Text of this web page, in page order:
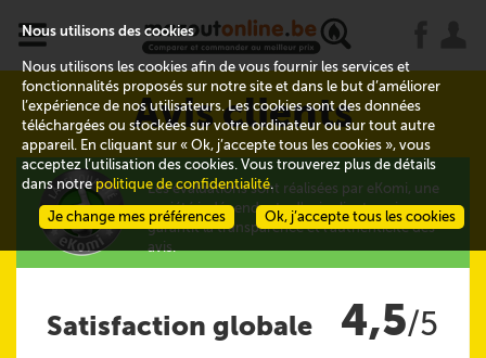
x
Avis clients
Les évaluations sont réalisées par eKomi, une
société indépendante d'avis clients qui
garantit la transparence et l'authenticité des
avis.
Satisfaction globale 4,5/5
Nous utilisons des cookies
Nous utilisons les cookies afin de vous fournir les services et
fonctionnalités proposés sur notre site et dans le but d’améliorer
l’expérience de nos utilisateurs. Les cookies sont des données
téléchargées ou stockées sur votre ordinateur ou sur tout autre
appareil. En cliquant sur « Ok, j’accepte tous les cookies », vous
acceptez l’utilisation des cookies. Vous trouverez plus de détails
dans notrepolitique de confidentialité.
Ok, j’accepte tous les cookies
Je change mes préférences